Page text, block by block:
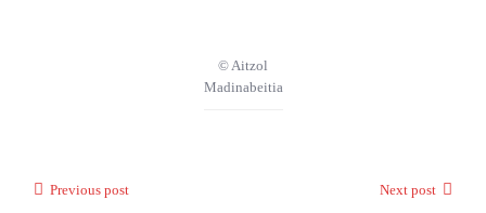
© Aitzol
Madinabeitia
Previous post Next post